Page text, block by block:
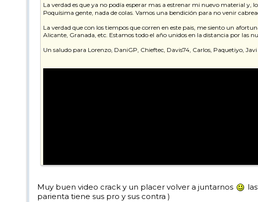
La verdad es que ya no podía esperar mas a estrenar mi nuevo material y,
Poquísima gente, nada de colas. Vamos una bendición para no venir
La verdad que con los tiempos que corren en este pais, me siento un
Alicante, Granada, etc. Estamos todo el año unidos en la distancia por las
Un saludo para Lorenzo, DaniGP, Chieftec, Davis74, Carlos, Paquetiyo, Javi
Muy buen video crack y un placer volver a juntarnos
parienta tiene sus pro y sus contra )